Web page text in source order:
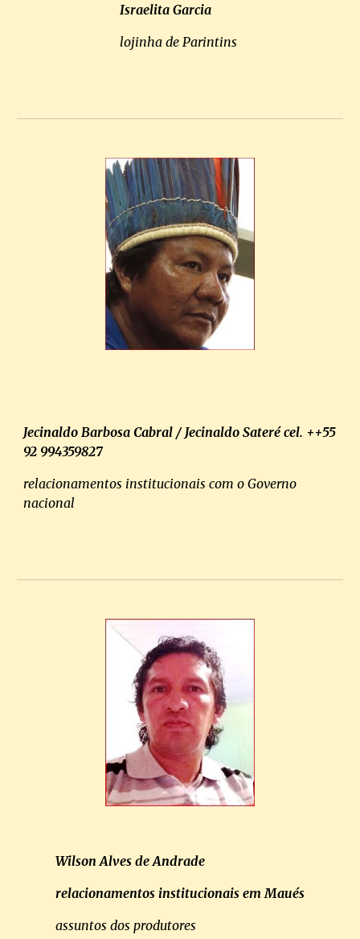
Israelita Garcia
lojinha de Parintins
Jecinaldo Barbosa Cabral / Jecinaldo Sateré cel. ++55
92 994359827
relacionamentos institucionaiscom o Governo
nacional
Wilson Alves de Andrade
relacionamentos institucionais em Maués
assuntos dos produtores